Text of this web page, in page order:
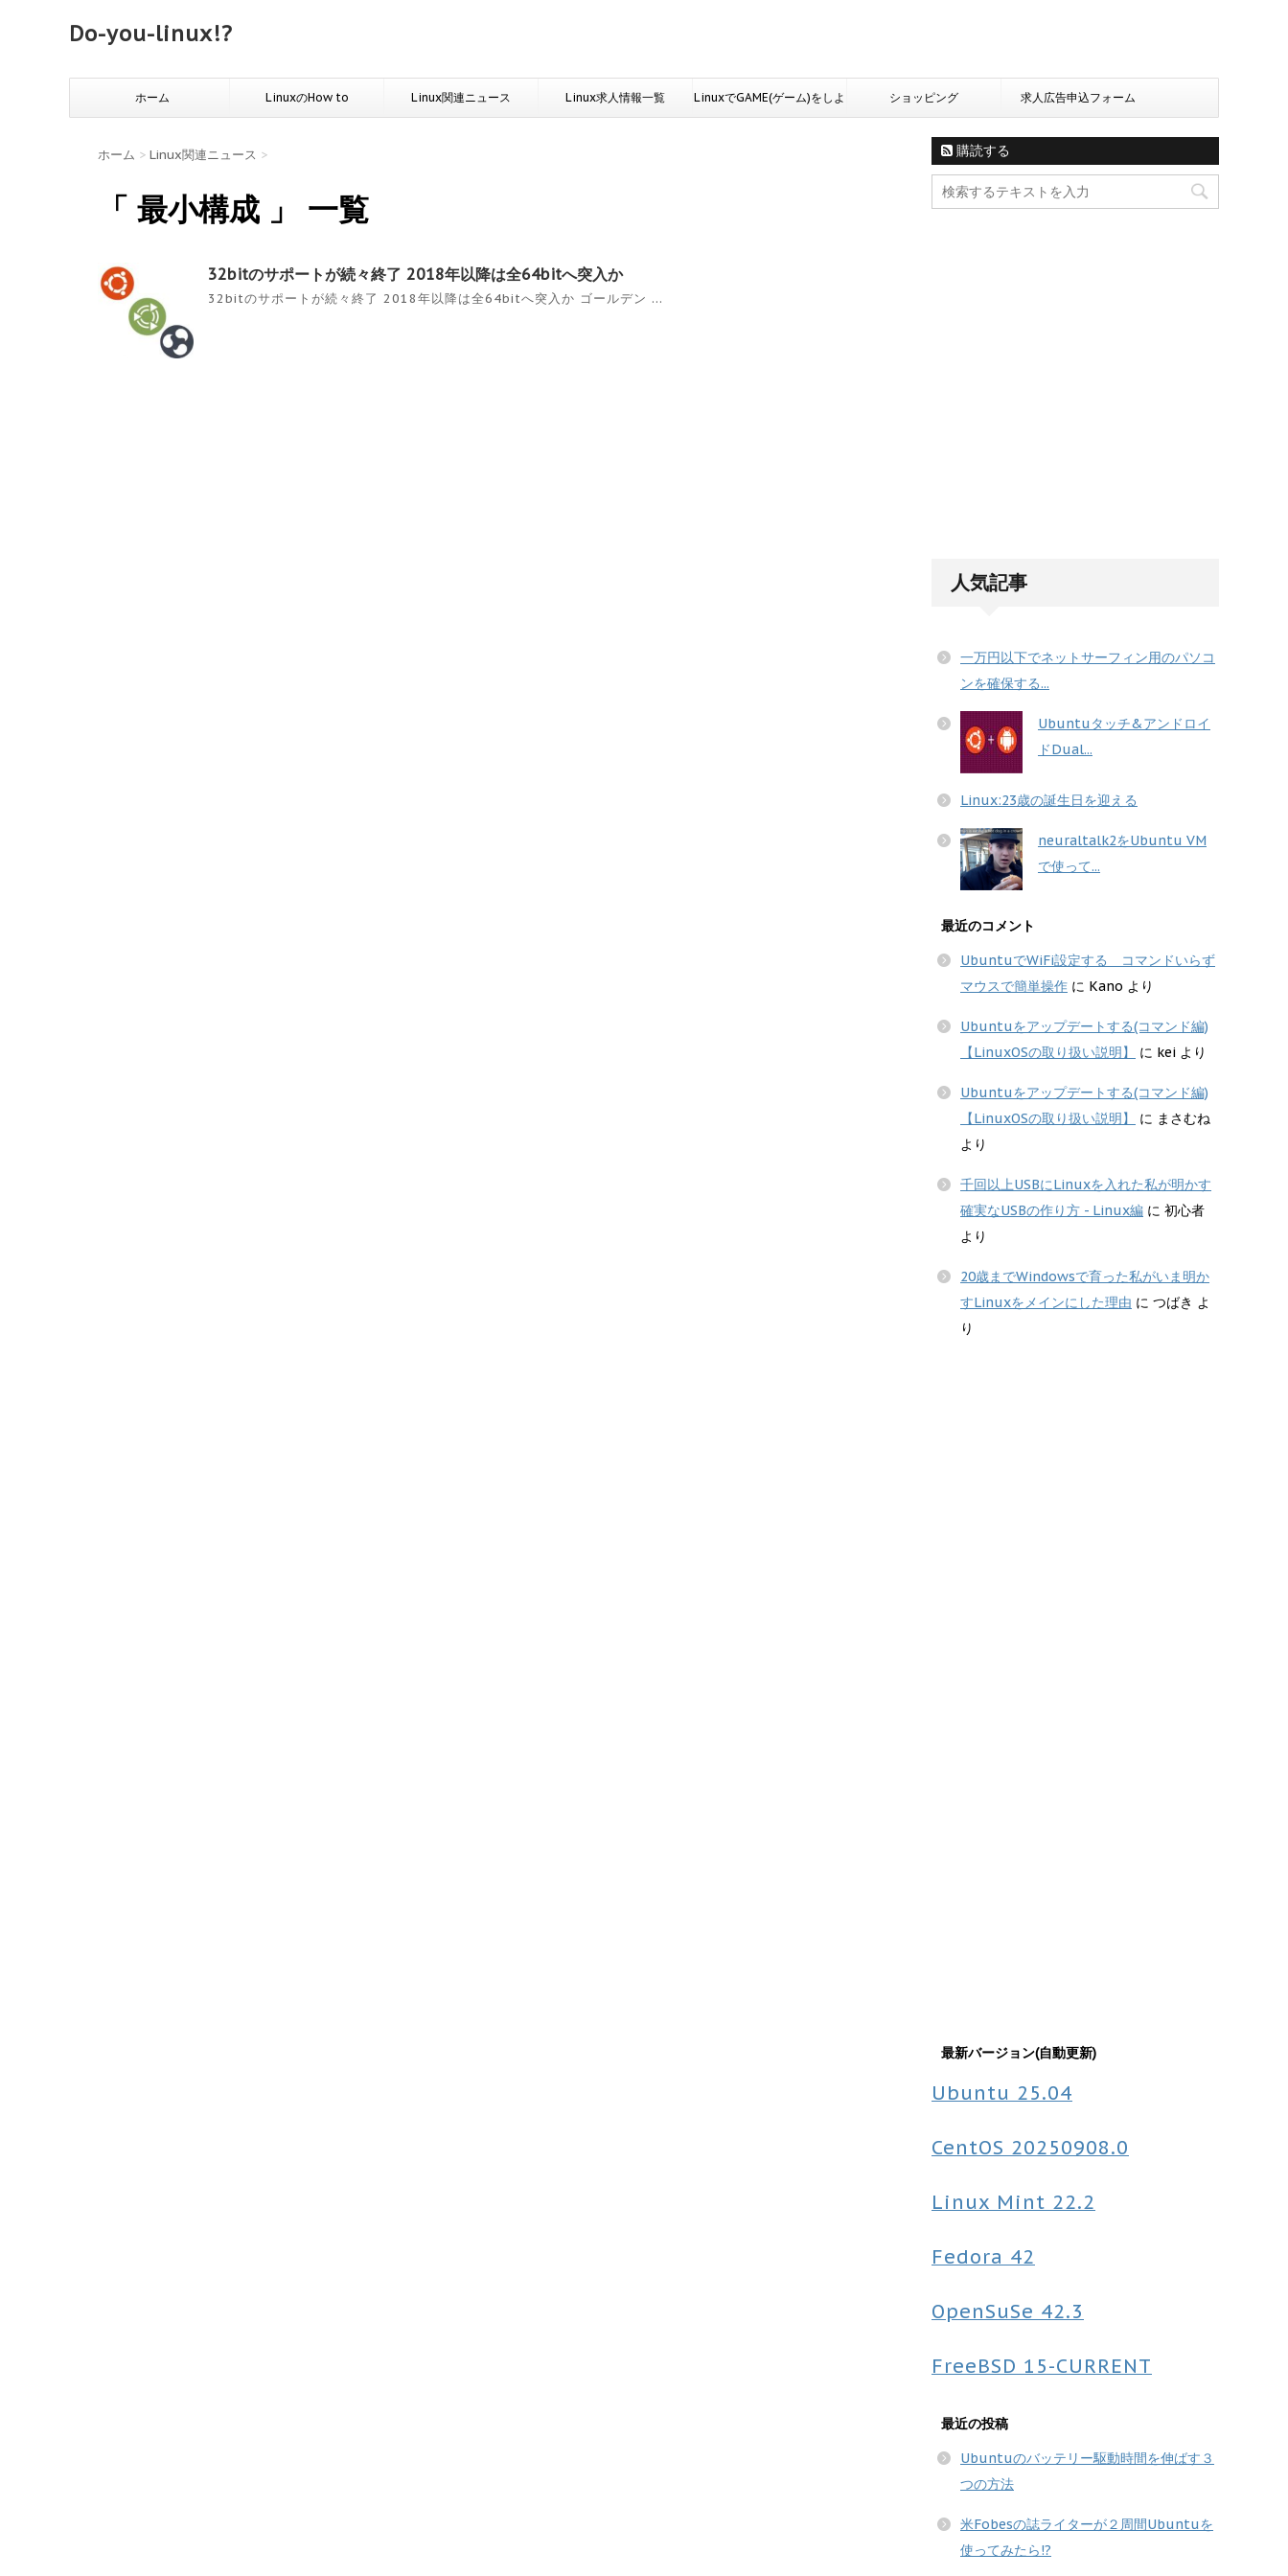
Do-you-linux!?
ホーム LinuxのHow to Linux関連ニュース Linux求人情報一覧 LinuxでGAME(ゲーム)をしよ ショッピング 求人広告申込フォーム
ホーム > Linux関連ニュース >
「 最小構成 」 一覧
32bitのサポートが続々終了 2018年以降は全64bitへ突入か
32bitのサポートが続々終了 2018年以降は全64bitへ突入か ゴールデン ...
購読する
人気記事
一万円以下でネットサーフィン用のパソコ
ンを確保する...
Ubuntuタッチ&アンドロイ
ドDual...
Linux:23歳の誕生日を迎える
neuraltalk2をUbuntu VM
で使って...
最近のコメント
UbuntuでWiFi設定する コマンドいらず
マウスで簡単操作 に Kano より
Ubuntuをアップデートする(コマンド編)
【LinuxOSの取り扱い説明】
に kei より
Ubuntuをアップデートする(コマンド編)
【LinuxOSの取り扱い説明】
に まさむね
より
千回以上USBにLinuxを入れた私が明かす
確実なUSBの作り方 - Linux編 に 初心者
より
20歳までWindowsで育った私がいま明か
すLinuxをメインにした理由 に つばき よ
り
最新バージョン(自動更新)
Ubuntu 25.04
CentOS 20250908.0
Linux Mint 22.2
Fedora 42
OpenSuSe 42.3
FreeBSD 15-CURRENT
最近の投稿
Ubuntuのバッテリー駆動時間を伸ばす３
つの方法
米Fobesの誌ライターが２周間Ubuntuを
使ってみたら!?